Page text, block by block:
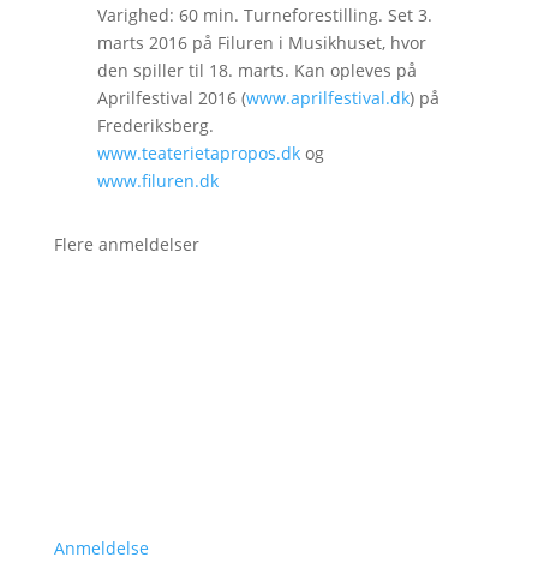
Varighed: 60 min. Turneforestilling. Set 3.
marts 2016 på Filuren i Musikhuset, hvor
den spiller til 18. marts. Kan opleves på
Aprilfestival 2016 (www.aprilfestival.dk) på
Frederiksberg.
www.teaterietapropos.dkog
www.filuren.dk
Flere anmeldelser
Anmeldelse